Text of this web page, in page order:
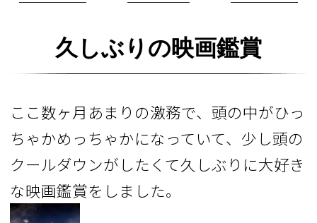
久しぶりの映画鑑賞
ここ数ヶ月あまりの激務で、頭の中がひっ
ちゃかめっちゃかになっていて、少し頭の
クールダウンがしたくて久しぶりに大好き
な映画鑑賞をしました。